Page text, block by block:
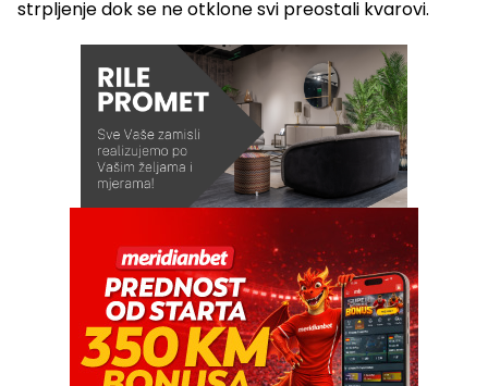
strpljenje dok se ne otklone svi preostali kvarovi.